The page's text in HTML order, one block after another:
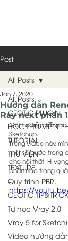
Post
All Posts
CEOTIC PLUGIN
HỌC THỬ MIỄN
TUTORIAL
THƯ VIỆN
TEXTURE
Quy trình PBR.
CEOTIC TIP&TRICK
Tự học Vray 2.0
Vray 5 for
Video hướng dẫn
All Posts
Hướng dẫn
Ray next phần
Jan 7, 2020
Một hướng dẫn
Sketchup.
Trong video này,
một số bước trong
cho nội thất. Hi
phần nào trong
https://